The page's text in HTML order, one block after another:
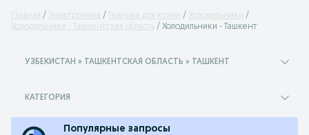
Главная Электроника Техника для кухни
Холодильники
Холодильники - Ташкентская область
Холодильники - Ташкент
УЗБЕКИСТАН » ТАШКЕНТСКАЯ ОБЛАСТЬ » ТАШКЕНТ
КАТЕГОРИЯ
Популярные запросы